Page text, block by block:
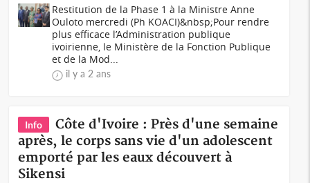
Restitution de la Phase 1 à la Ministre Anne
Ouloto mercredi (Ph KOACI)&nbsp;Pour rendre
plus efficace l’Administration publique
ivoirienne, le Ministère de la Fonction Publique
et de la Mod...
il y a 2 ans
Info
Côte d'Ivoire : Près d'une semaine
après, le corps sans vie d'un adolescent
emporté par les eaux découvert à
Sikensi